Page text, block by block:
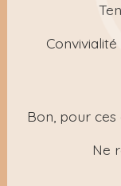
Bon, pour ces
Ne